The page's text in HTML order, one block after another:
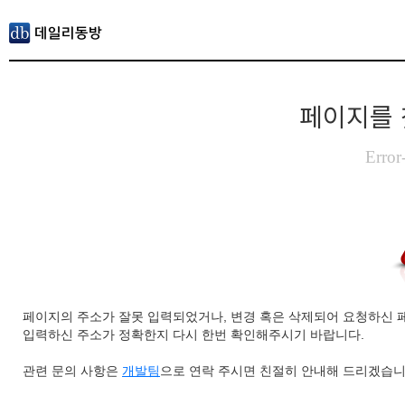
페이지를
페이지의 주소가 잘못 입력되었거나, 변경 혹은 삭제되어 요청하신
입력하신 주소가 정확한지 다시 한번 확인해주시기 바랍니다.
관련 문의 사항은 개발팀 으로 연락 주시면 친절히 안내해 드리겠습